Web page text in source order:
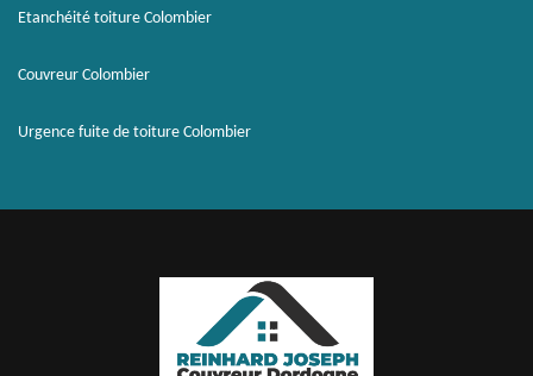
Etanchéité toiture Colombier
Couvreur Colombier
Urgence fuite de toiture Colombier